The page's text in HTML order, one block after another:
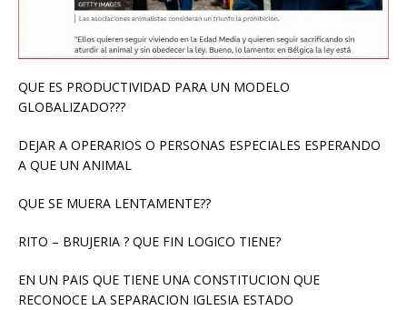
QUE ES PRODUCTIVIDAD PARA UN MODELO
GLOBALIZADO???
DEJAR A OPERARIOS O PERSONAS ESPECIALES ESPERANDO
A QUE UN ANIMAL
QUE SE MUERA LENTAMENTE??
RITO – BRUJERIA ? QUE FIN LOGICO TIENE?
EN UN PAIS QUE TIENE UNA CONSTITUCION QUE
RECONOCE LA SEPARACION IGLESIA ESTADO